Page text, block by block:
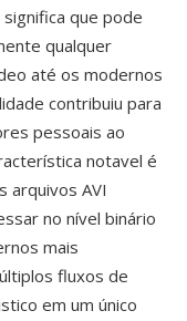
que pode
qualquer
até os modernos
contribuiu para
pessoais ao
notavel é
arquivos AVI
no nível binário
mais
fluxos de
em um único